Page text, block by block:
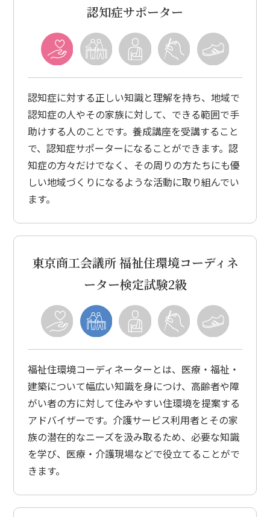
認知症サポーター
認知症に対する正しい知識と理解を持ち、地域で
認知症の人やその家族に対して、できる範囲で手
助けする人のことです。養成講座を受講すること
で、認知症サポーターになることができます。認
知症の方々だけでなく、その周りの方たちにも優
しい地域づくりになるような活動に取り組んでい
ます。
東京商工会議所福祉住環境コーディネ
ーター検定試験2級
福祉住環境コーディネーターとは、医療・福祉・
建築について幅広い知識を身につけ、高齢者や障
がい者の方に対して住みやすい住環境を提案する
アドバイザーです。介護サービス利用者とその家
族の潜在的なニーズを汲み取るため、必要な知識
を学び、医療・介護現場などで役立てることがで
きます。